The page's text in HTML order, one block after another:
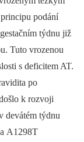
podání
týdnu již
Tuto vrozenou
s deficitem AT.
po
k rozvoji
devátém týdnu
A1298T